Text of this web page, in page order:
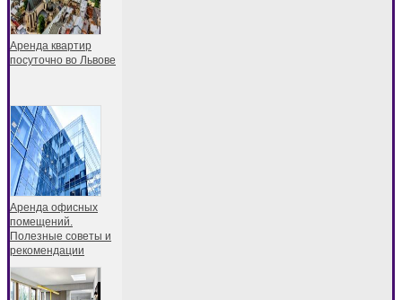
Аренда квартир
посуточно во Львове
Аренда офисных
помещений.
Полезные советы и
рекомендации